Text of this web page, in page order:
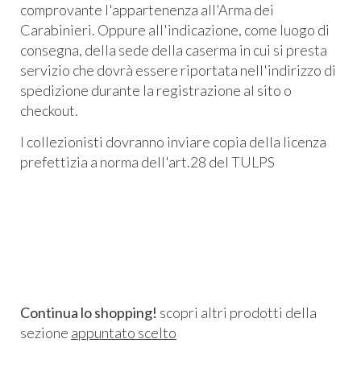
comprovante l'appartenenza all'Arma dei
Carabinieri. Oppure all'indicazione, come luogo di
consegna, della sede della caserma in cui si presta
servizio che dovrà essere riportata nell'indirizzo di
spedizione durante la registrazione al sito o
checkout.
I collezionisti dovranno inviare copia della licenza
prefettizia a norma dell'art.28 del TULPS
Continua lo shopping! scopri altri prodotti della
sezione appuntato scelto